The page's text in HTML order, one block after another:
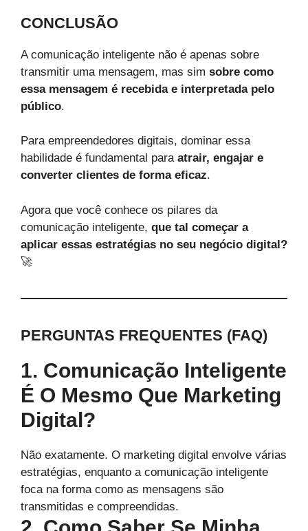
CONCLUSÃO
A comunicação inteligente não é apenas sobre
transmitir uma mensagem, mas sim sobre como
essa mensagem é recebida e interpretada pelo
público.
Para empreendedores digitais, dominar essa
habilidade é fundamental para atrair, engajar e
converter clientes de forma eficaz.
Agora que você conhece os pilares da
comunicação inteligente, que tal começar a
aplicar essas estratégias no seu negócio digital?
🚀
PERGUNTAS FREQUENTES (FAQ)
1. Comunicação Inteligente
É O Mesmo Que Marketing
Digital?
Não exatamente. O marketing digital envolve várias
estratégias, enquanto a comunicação inteligente
foca na forma como as mensagens são
transmitidas e compreendidas.